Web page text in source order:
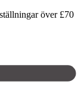
över £70